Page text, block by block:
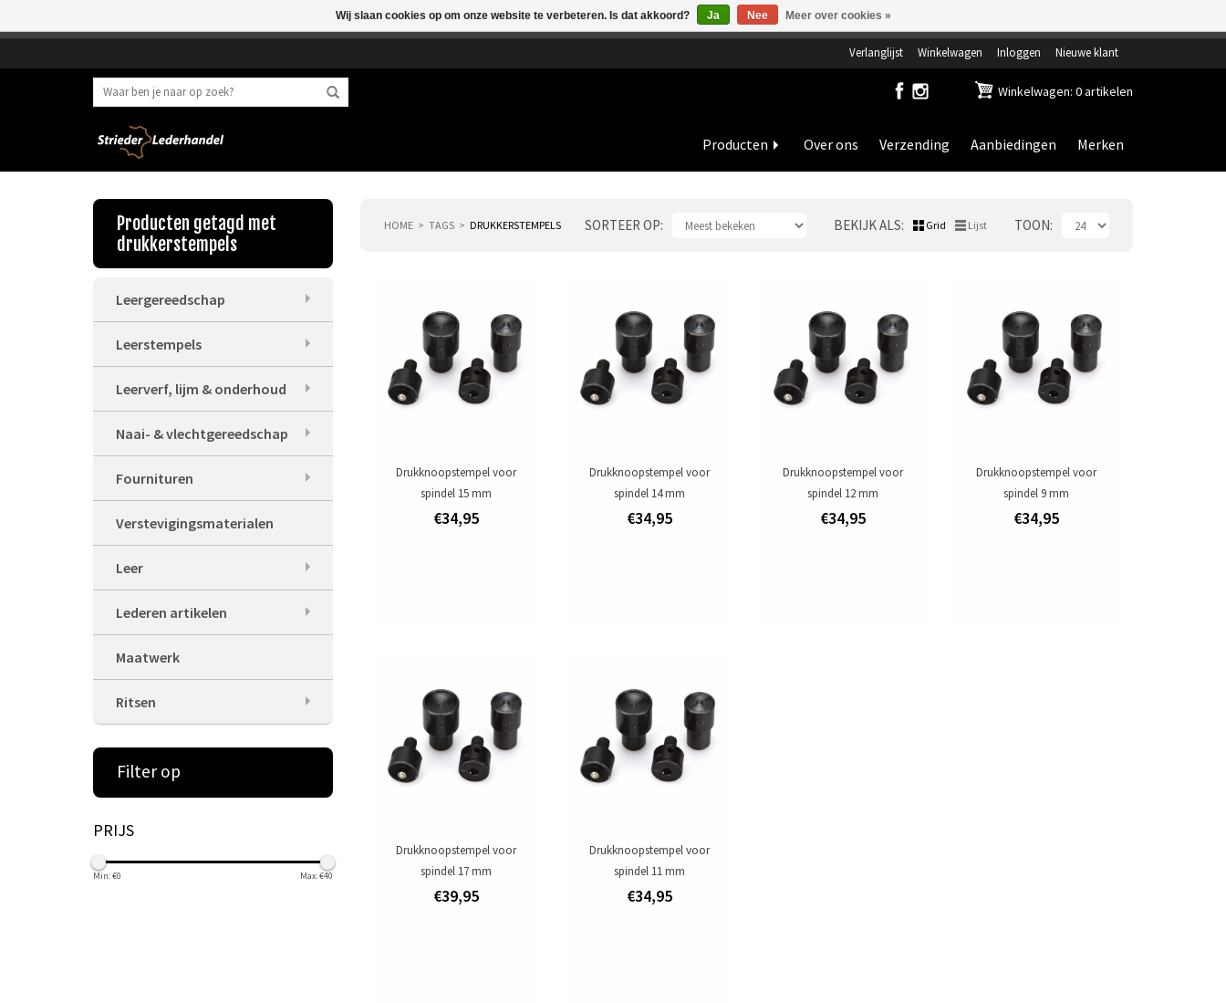
Verlanglijst Winkelwagen Inloggen Nieuwe klant
Winkelwagen: 0 artikelen
Producten Over ons Verzending Aanbiedingen Merken
Producten getagd met
drukkerstempels
HOME TAGS DRUKKERSTEMPELS SORTEER OP BEKIJK ALS Grid Lijst TOON
Leergereedschap
Leerstempels
Leerverf, lijm & onderhoud
Naai- & vlechtgereedschap
Fournituren
Verstevigingsmaterialen
Leer
Lederen artikelen
Maatwerk
Ritsen
Filter op
PRIJS
Min: €0 Max: €40
Drukknoopstempel voor
spindel 15 mm
€34,95
Drukknoopstempel voor
spindel 14 mm
€34,95
Drukknoopstempel voor
spindel 12 mm
€34,95
Drukknoopstempel voor
spindel 9 mm
€34,95
Drukknoopstempel voor
spindel 17 mm
€39,95
Drukknoopstempel voor
spindel 11 mm
€34,95
Wij slaan cookies op om onze website te verbeteren. Is dat akkoord? Ja Nee Meer over cookies »
Beste klant, I.v.m. de vakantieperiode zijn wij in juli en augustus op dinsdag en woensdag gesloten.